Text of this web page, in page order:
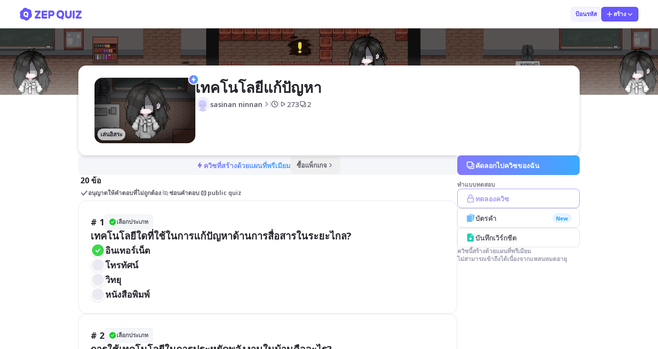
ป้อนรหัส สร้าง
เล่นอิสระ
เทคโนโลยีแก้ปัญหา
sasinan ninnan 273 2
ควิซที่สร้างด้วยแผนที่พรีเมียม ซื้อแพ็กเกจ
20 ข้อ
อนุญาตให้คำตอบที่ไม่ถูกต้อง ซ่อนคำตอบ public quiz
# 1 เลือกประเภท
เทคโนโลยีใดที่ใช้ในการแก้ปัญหาด้านการสื่อสารในระยะไกล?
อินเทอร์เน็ต
โทรทัศน์
วิทยุ
หนังสือพิมพ์
# 2 เลือกประเภท
คัดลอกไปควิซของฉัน
ทำแบบทดสอบ
ทดลองควิซ
บัตรคำ New
บันทึกเวิร์กชีต
ควิซนี้สร้างด้วยแผนที่พรีเมียม
ไม่สามารถเข้าถึงได้เนื่องจากแพลนหมดอายุ